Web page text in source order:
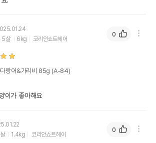
5살 6kg 코리안쇼트헤어
다랑어&가리비 85g (A-84)
이가 좋아해요
0
1.4kg 코리안쇼트헤어
0